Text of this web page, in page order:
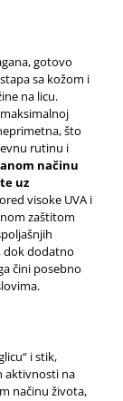
gotovo
sa kožom i
na licu.
što
rutinu i
načinu
uz
visoke UVA i
zaštitom
dok dodatno
čini posebno
i stik,
aktivnosti na
načinu života,